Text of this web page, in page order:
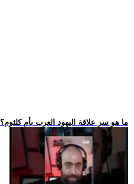
.. ما هو سر علاقة اليهود العرب بأم كلثوم؟